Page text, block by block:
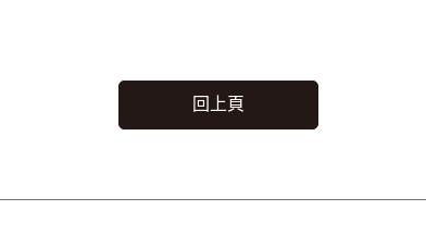
回上頁